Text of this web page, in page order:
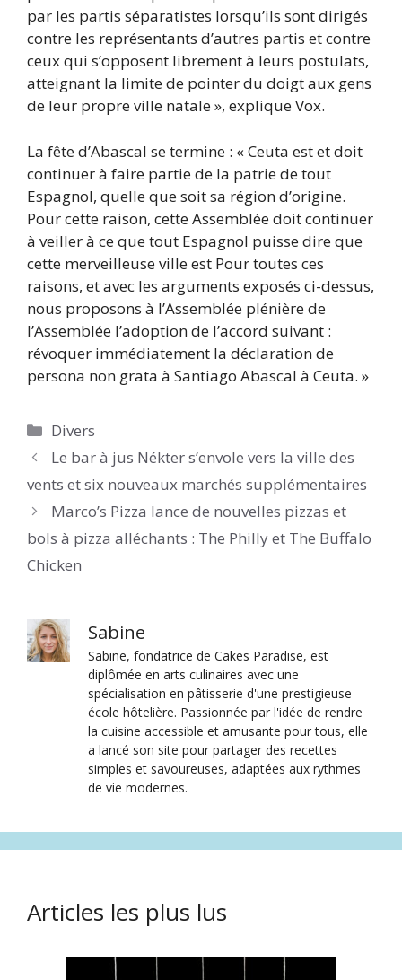
par les partis séparatistes lorsqu’ils sont dirigés
contre les représentants d’autres partis et contre
ceux qui s’opposent librement à leurs postulats,
atteignant la limite de pointer du doigt aux gens
de leur propre ville natale », explique Vox.
La fête d’Abascal se termine : « Ceuta est et doit
continuer à faire partie de la patrie de tout
Espagnol, quelle que soit sa région d’origine.
Pour cette raison, cette Assemblée doit continuer
à veiller à ce que tout Espagnol puisse dire que
cette merveilleuse ville est Pour toutes ces
raisons, et avec les arguments exposés ci-dessus,
nous proposons à l’Assemblée plénière de
l’Assemblée l’adoption de l’accord suivant :
révoquer immédiatement la déclaration de
persona non grata à Santiago Abascal à Ceuta. »
Catégories
Divers
Le bar à jus Nékter s’envole vers la ville des
vents et six nouveaux marchés supplémentaires
Marco’s Pizza lance de nouvelles pizzas et
bols à pizza alléchants : The Philly et The Buffalo
Chicken
Sabine
Sabine, fondatrice de Cakes Paradise, est
diplômée en arts culinaires avec une
spécialisation en pâtisserie d'une prestigieuse
école hôtelière. Passionnée par l'idée de rendre
la cuisine accessible et amusante pour tous, elle
a lancé son site pour partager des recettes
simples et savoureuses, adaptées aux rythmes
de vie modernes.
Articles les plus lus